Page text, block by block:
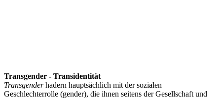
Transgender - Transidentität
Transgenderhadern hauptsächlich mit der sozialen
Geschlechterrolle (gender), die ihnen seitens der Gesellschaft und